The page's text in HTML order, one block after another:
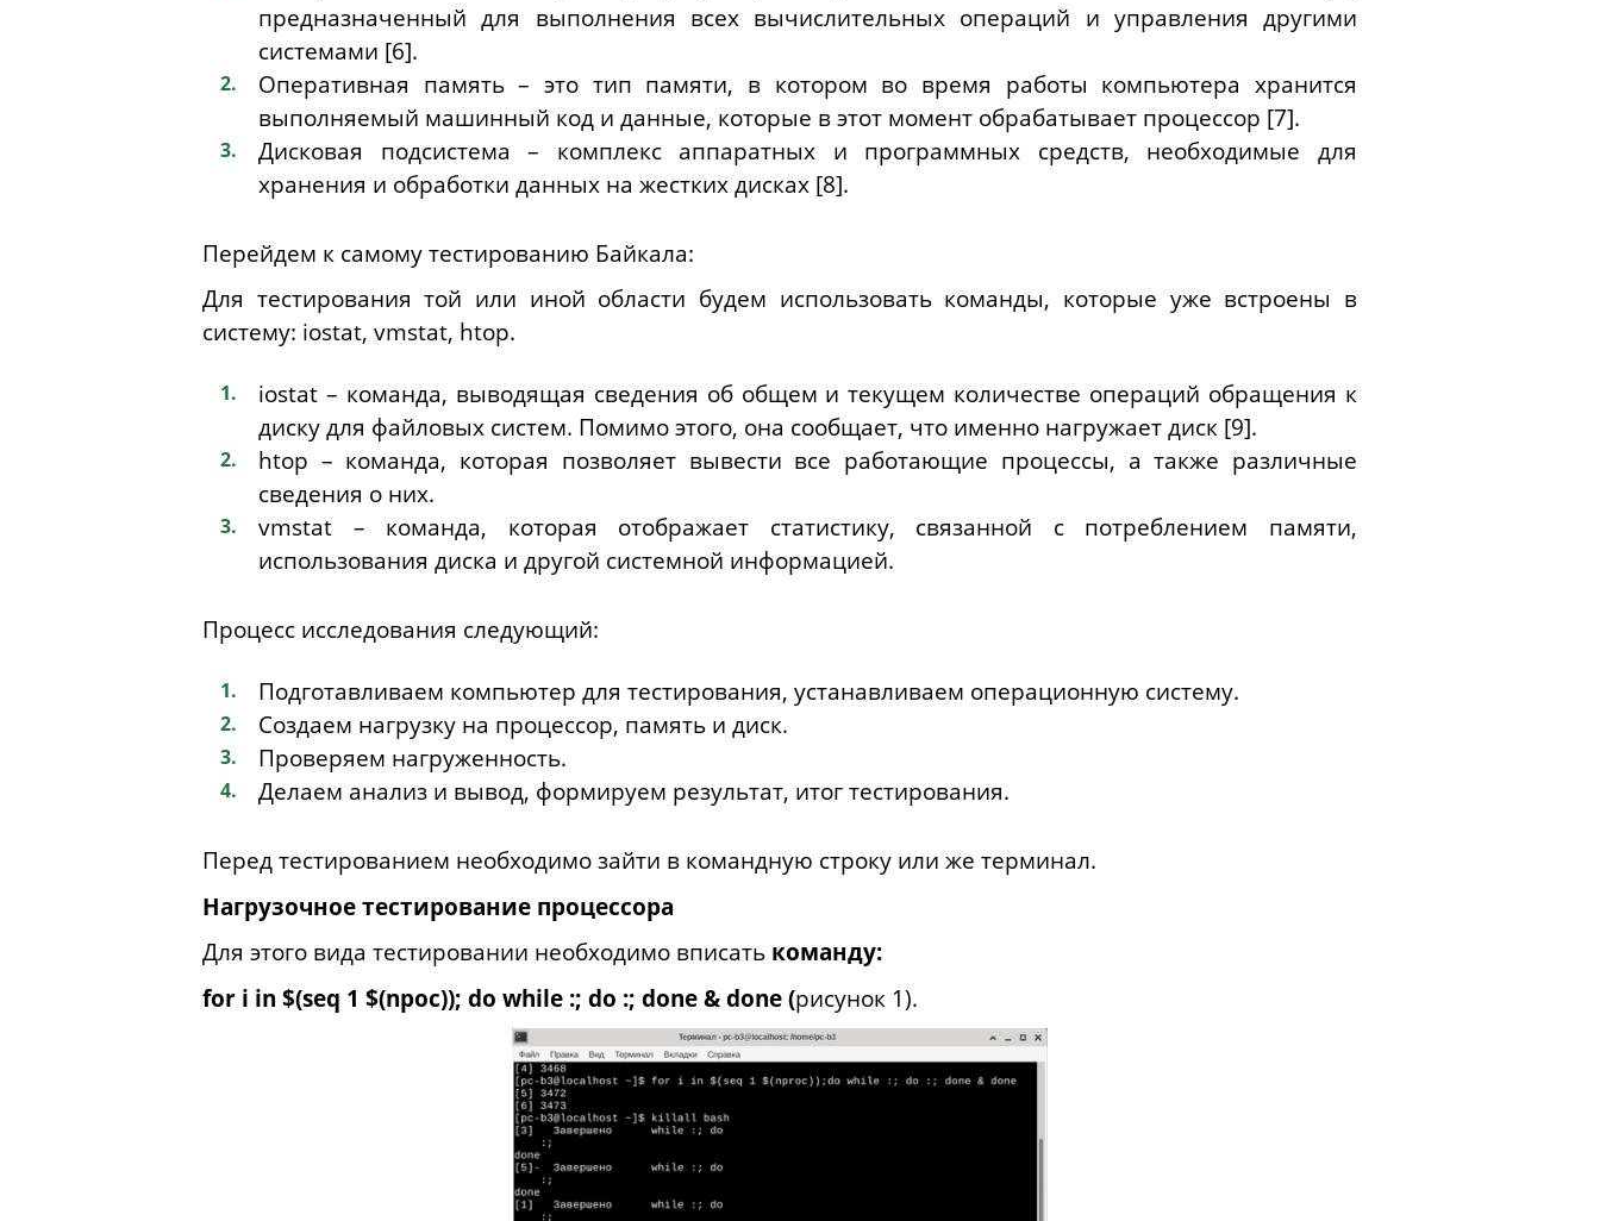
предназначенный для выполнения всех вычислительных операций и управления другими
системами [6].
Оперативная память – это тип памяти, в котором во время работы компьютера хранится
выполняемый машинный код и данные, которые в этот момент обрабатывает процессор [7].
Дисковая подсистема – комплекс аппаратных и программных средств, необходимые для
хранения и обработки данных на жестких дисках [8].
Перейдем к самому тестированию Байкала:
Для тестирования той или иной области будем использовать команды, которые уже встроены в
систему: iostat, vmstat, htop.
iostat – команда, выводящая сведения об общем и текущем количестве операций обращения к
диску для файловых систем. Помимо этого, она сообщает, что именно нагружает диск [9].
htop – команда, которая позволяет вывести все работающие процессы, а также различные
сведения о них.
vmstat – команда, которая отображает статистику, связанной с потреблением памяти,
использования диска и другой системной информацией.
Процесс исследования следующий:
Подготавливаем компьютер для тестирования, устанавливаем операционную систему.
Создаем нагрузку на процессор, память и диск.
Проверяем нагруженность.
Делаем анализ и вывод, формируем результат, итог тестирования.
Перед тестированием необходимо зайти в командную строку или же терминал.
Нагрузочное тестирование процессора
Для этого вида тестировании необходимо вписать команду:
for i in $(seq 1 $(npoc)); do while :; do :; done & done (рисунок 1).